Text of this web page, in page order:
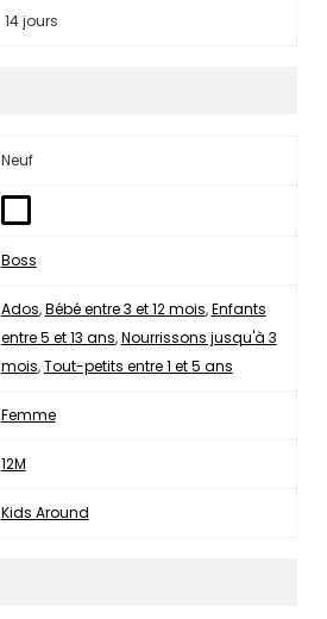
14 jours
Neuf
Boss
Ados,Bébé entre 3 et 12 mois,Enfants
entre 5 et 13 ans,Nourrissons jusqu'à 3
mois,Tout-petits entre 1 et 5 ans
Femme
12M
Kids Around